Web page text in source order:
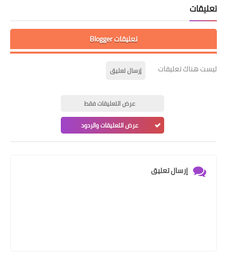
تعليقات
تعليقات Blogger
ليست هناك تعليقات إرسال تعليق
عرض التعليقات فقط
عرض التعليقات والردود
إرسال تعليق